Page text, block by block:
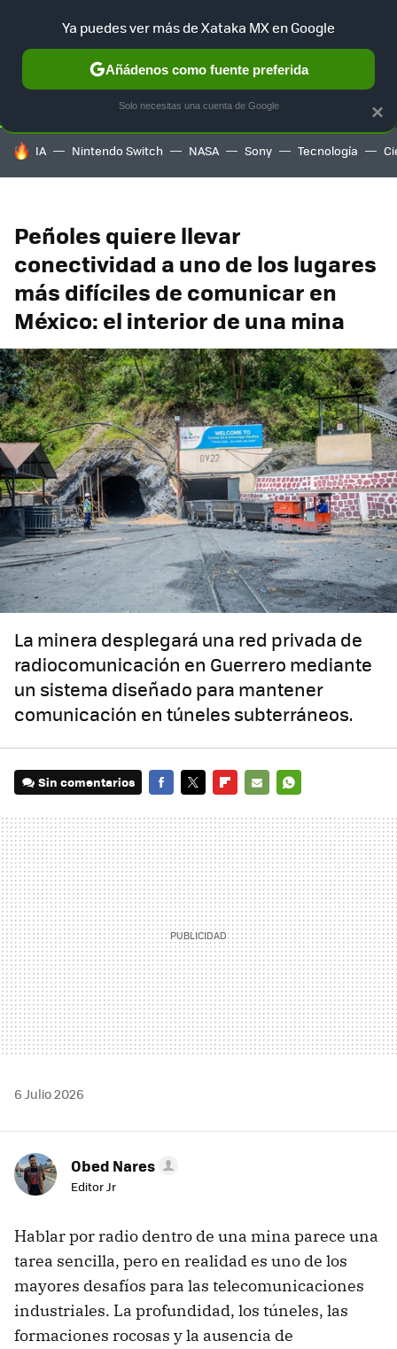
SELECCIÓN GAMING HOME AUTO TERRITORIO
HOY SE HABLA DE
IA Nintendo Switch NASA Sony Tecnología
Peñoles quiere llevar
conectividad a uno de los lugares
más difíciles de comunicar en
México: el interior de una mina
La minera desplegará una red privada de
radiocomunicación en Guerrero mediante
un sistema diseñado para mantener
comunicación en túneles subterráneos.
Sin comentarios
MAIL
6 Julio 2026
Obed Nares
Editor Jr
Hablar por radio dentro de una mina parece una
tarea sencilla, pero en realidad es uno de los
mayores desafíos para las telecomunicaciones
industriales. La profundidad, los túneles, las
formaciones rocosas y la ausencia de
×
Ya puedes ver más de Xataka MX en Google
Añádenos como fuente preferida
Solo necesitas una cuenta de Google